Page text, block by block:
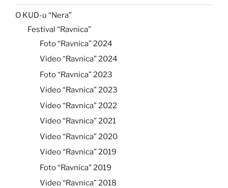
O KUD-u “Nera”
Festival “Ravnica”
Foto “Ravnica” 2024
Video “Ravnica” 2024
Foto “Ravnica” 2023
Video “Ravnica” 2023
Video “Ravnica” 2022
Video “Ravnica” 2021
Video “Ravnica” 2020
Video “Ravnica” 2019
Foto “Ravnica” 2019
Video “Ravnica” 2018